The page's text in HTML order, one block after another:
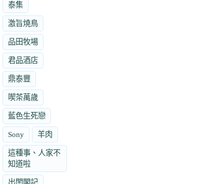
泰集
激旨燒鳥
品田牧場
君品酒店
鼎泰豐
喫茶萬歲
藍色生死戀
Sony 羊肉
這種事、人家不
知道啦